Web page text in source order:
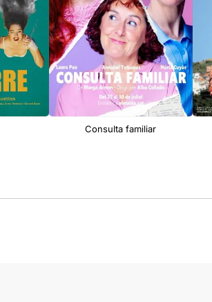
Consulta familiar